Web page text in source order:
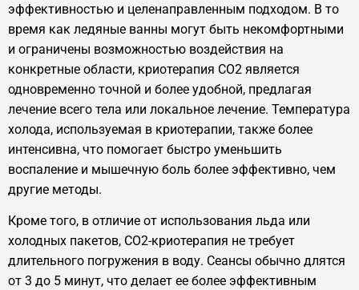
эффективностью и целенаправленным подходом. В то
время как ледяные ванны могут быть некомфортными
и ограничены возможностью воздействия на
конкретные области, криотерапия CO2 является
одновременно точной и более удобной, предлагая
лечение всего тела или локальное лечение. Температура
холода, используемая в криотерапии, также более
интенсивна, что помогает быстро уменьшить
воспаление и мышечную боль более эффективно, чем
другие методы.
Кроме того, в отличие от использования льда или
холодных пакетов, CO2-криотерапия не требует
длительного погружения в воду. Сеансы обычно длятся
от 3 до 5 минут, что делает ее более эффективным